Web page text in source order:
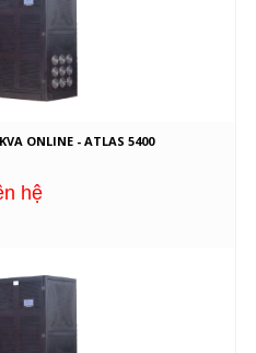
ONLINE - ATLAS 5400
hệ